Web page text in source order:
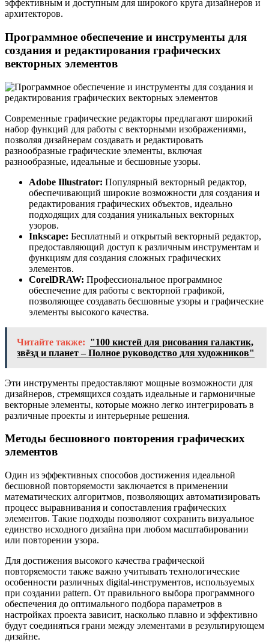
эффективным и доступным для широкого круга дизайнеров и
архитекторов.
Программное обеспечение и инструменты для
создания и редактирования графических
векторных элементов
Современные графические редакторы предлагают широкий
набор функций для работы с векторными изображениями,
позволяя дизайнерам создавать и редактировать
разнообразные графические элементы, включая
разнообразные, идеальные и бесшовные узоры.
Adobe Illustrator: Популярный векторный редактор,
обеспечивающий широкие возможности для создания и
редактирования графических объектов, идеально
подходящих для создания уникальных векторных
узоров.
Inkscape: Бесплатный и открытый векторный редактор,
предоставляющий доступ к различным инструментам и
функциям для создания сложных графических
элементов.
CorelDRAW: Профессиональное программное
обеспечение для работы с векторной графикой,
позволяющее создавать бесшовные узоры и графические
элементы высокого качества.
Читайте также: "100 кистей для рисования галактик,
звёзд и планет – Полное руководство для художников"
Эти инструменты предоставляют мощные возможности для
дизайнеров, стремящихся создать идеальные и гармоничные
векторные элементы, которые можно легко интегрировать в
различные проекты и интерьерные решения.
Методы бесшовного повторения графических
элементов
Один из эффективных способов достижения идеальной
бесшовной повторяемости заключается в применении
математических алгоритмов, позволяющих автоматизировать
процесс выравнивания и сопоставления графических
элементов. Такие подходы позволяют сохранить визуальное
единство исходного дизайна при любом масштабировании
или повторении узора.
Для достижения высокого качества графической
повторяемости также важно учитывать технологические
особенности различных digital-инструментов, используемых
при создании pattern. От правильного выбора программного
обеспечения до оптимального подбора параметров в
настройках проекта зависит, насколько плавно и эффективно
будут соединяться грани между элементами в результирующем
дизайне.